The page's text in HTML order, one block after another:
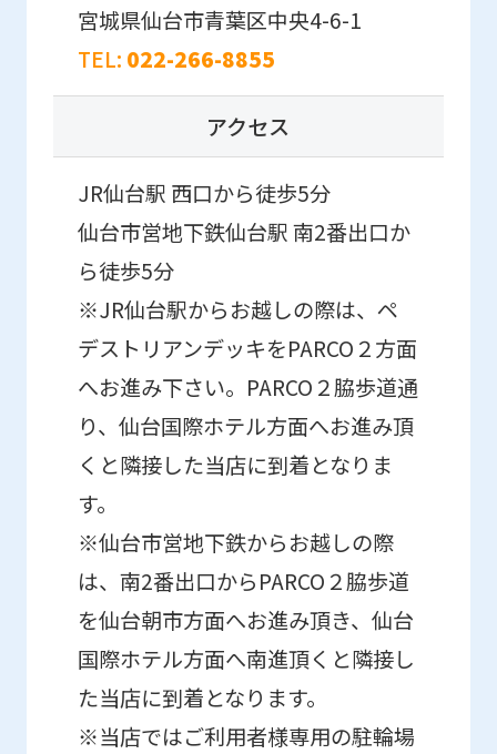
宮城県仙台市青葉区中央4-6-1
TEL: 022-266-8855
アクセス
JR仙台駅 西口から徒歩5分
仙台市営地下鉄仙台駅 南2番出口か
ら徒歩5分
※JR仙台駅からお越しの際は、ペ
デストリアンデッキをPARCO２方面
へお進み下さい。PARCO２脇歩道通
り、仙台国際ホテル方面へお進み頂
くと隣接した当店に到着となりま
す。
※仙台市営地下鉄からお越しの際
は、南2番出口からPARCO２脇歩道
を仙台朝市方面へお進み頂き、仙台
国際ホテル方面へ南進頂くと隣接し
た当店に到着となります。
※当店ではご利用者様専用の駐輪場
translation.
The
may
differ
from
the
content.
We
ask
that
you
understand
this
before
using
the
service.